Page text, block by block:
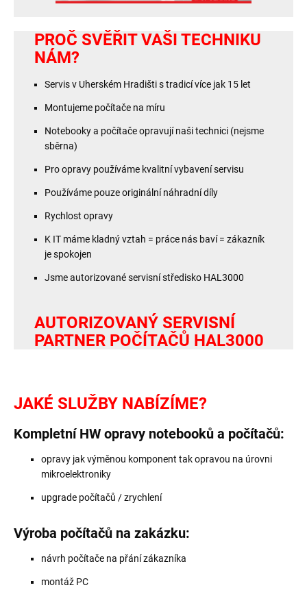
PROČ SVĚŘIT VAŠI TECHNIKU
NÁM?
Servis v Uherském Hradišti s tradicí více jak 15 let
Montujeme počítače na míru
Notebooky a počítače opravují naši technici (nejsme
sběrna)
Pro opravy používáme kvalitní vybavení servisu
Používáme pouze originální náhradní díly
Rychlost opravy
K IT máme kladný vztah = práce nás baví = zákazník
je spokojen
Jsme autorizované servisní středisko HAL3000
AUTORIZOVANÝ SERVISNÍ
PARTNER POČÍTAČŮ HAL3000
JAKÉ SLUŽBY NABÍZÍME?
Kompletní HW opravy notebooků a počítačů:
opravy jak výměnou komponent tak opravou na úrovni
mikroelektroniky
upgrade počítačů / zrychlení
Výroba počítačů na zakázku:
návrh počítače na přání zákazníka
montáž PC